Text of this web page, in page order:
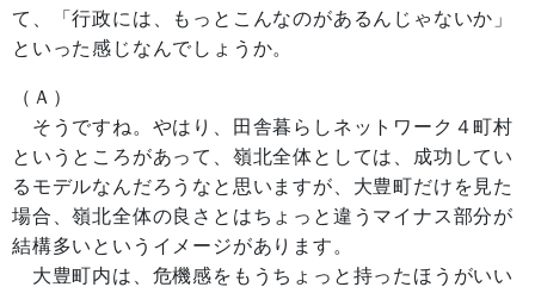
て、「行政には、もっとこんなのがあるんじゃないか」
といった感じなんでしょうか。
（Ａ）
そうですね。やはり、田舎暮らしネットワーク４町村
というところがあって、嶺北全体としては、成功してい
るモデルなんだろうなと思いますが、大豊町だけを見た
場合、嶺北全体の良さとはちょっと違うマイナス部分が
結構多いというイメージがあります。
大豊町内は、危機感をもうちょっと持ったほうがいい